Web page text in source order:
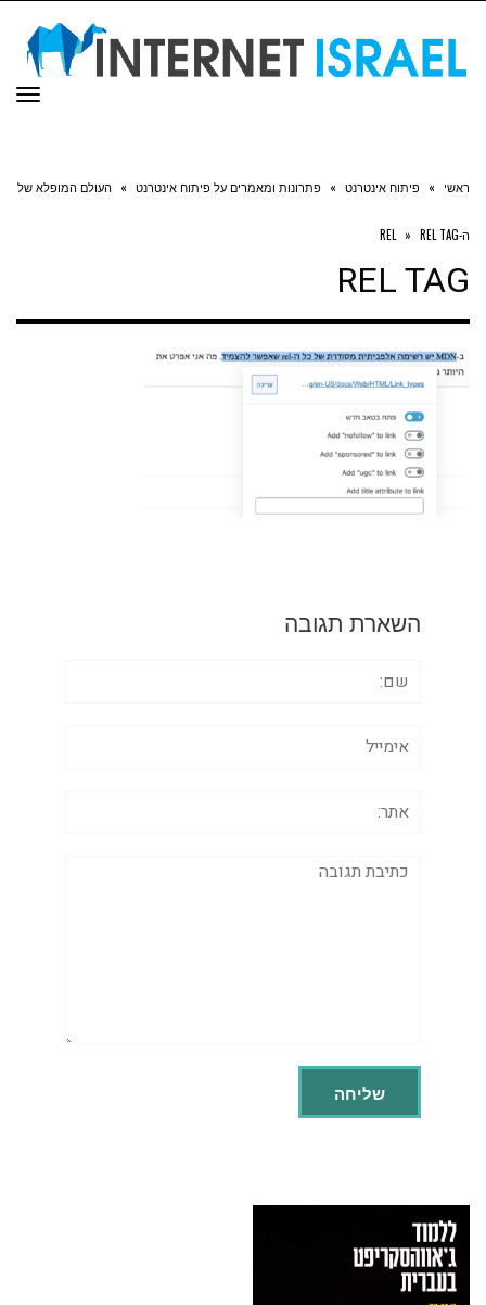
ראשי » פיתוח אינטרנט » פתרונות ומאמרים על פיתוח אינטרנט » העולם המופלא של
ה-REL » REL TAG
REL TAG
השארת תגובה
תגובה